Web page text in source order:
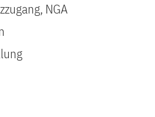
NGA